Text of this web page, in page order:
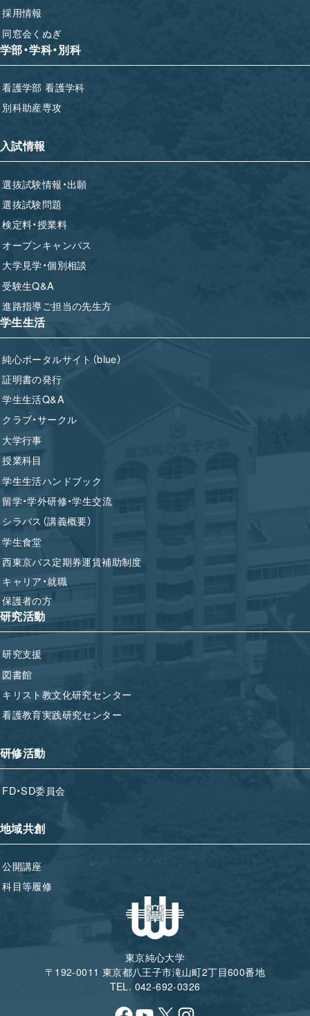
採用情報
同窓会くぬぎ
学部・学科・別科
看護学部 看護学科
別科助産専攻
入試情報
選抜試験情報・出願
選抜試験問題
検定料・授業料
オープンキャンパス
大学見学・個別相談
受験生Q&A
進路指導ご担当の先生方
学生生活
純心ポータルサイト（blue）
証明書の発行
学生生活Q&A
クラブ・サークル
大学行事
授業科目
学生生活ハンドブック
留学・学外研修・学生交流
シラバス（講義概要）
学生食堂
西東京バス定期券運賃補助制度
キャリア・就職
保護者の方
研究活動
研究支援
図書館
キリスト教文化研究センター
看護教育実践研究センター
研修活動
FD・SD委員会
地域共創
公開講座
科目等履修
東京純心大学
〒192-0011 東京都八王子市滝山町2丁目600番地
TEL. 042-692-0326